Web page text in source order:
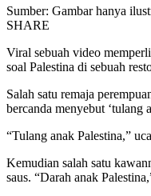
Sumber: Gambar hanya
SHARE
Viral sebuah video
soal Palestina di sebuah
Salah satu remaja
bercanda menyebut ‘tulang
“Tulang anak Palestina,”
Kemudian salah satu
saus. “Darah anak